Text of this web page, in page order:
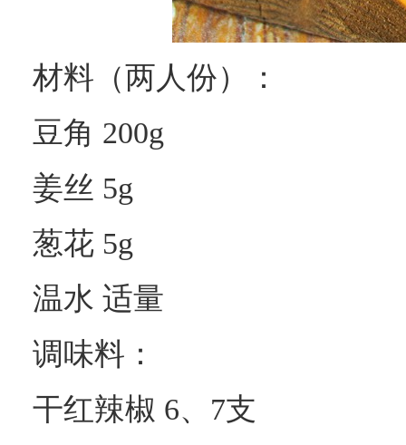
材料（两人份）：
豆角 200g
姜丝 5g
葱花 5g
温水 适量
调味料：
干红辣椒 6、7支